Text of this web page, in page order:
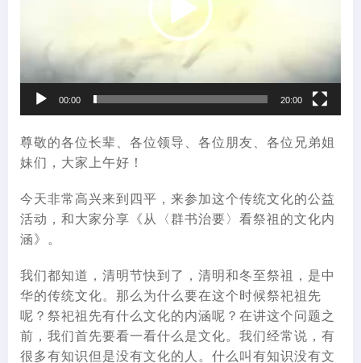
00:00 20:00
尊敬的各位长辈、各位领导、各位朋友、各位兄弟姐
妹们，大家上午好！
今天非常高兴来到四平，来参加这个传统文化的公益
活动，和大家分享《从〈群书治要〉看祭祖的文化内
涵》。
我们都知道，清明节快到了，清明和冬至祭祖，是中
华的传统文化。那么为什么要在这个时候祭祀祖先
呢？祭祀祖先有什么文化的内涵呢？在讲这个问题之
前，我们首先要看一看什么是文化。我们经常说，有
很多有知识但是没有文化的人。什么叫有知识没有文